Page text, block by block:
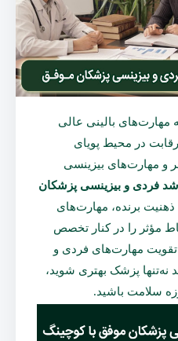
مهارت‌های بالینی عالی
در محیط پویای
و مهارت‌های بیزینسی
فردی و بیزینسی پزشکان
برنده، مهارت‌های
مؤثر را در کنار تخصص
مهارت‌های فردی و
نه‌تنها پزشک بهتری شوید،
سلامت باشید.